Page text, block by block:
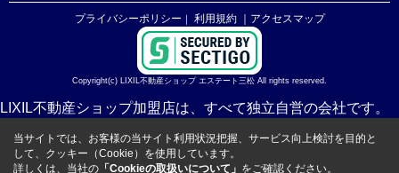
プライバシーポリシー ｜ 利用規約 ｜アクセスマップ
Copyright(c) LIXIL不動産ショップ エステート三松 All rights reserved.
LIXIL不動産ショップ加盟店は、すべて独立自営の会社です。
当サイトでは、お客様の当サイト利用状況把握、サービス向上検討を目的と
して、クッキー（Cookie）を使用しています。
詳しくは、当社の 「Cookieの取扱いについて」 をご確認ください。